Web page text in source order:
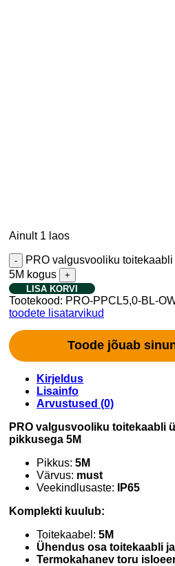
Ainult 1 laos
PRO valgusvooliku
5M kogus
LISA KORVI
Tootekood: PRO-PPCL5,0-BL-
toodete lisatarvikud
Toode jõuab
Kirjeldus
Lisainfo
Arvustused (0)
PRO valgusvooliku toitekaabli
pikkusega 5M
Pikkus: 5M
Värvus: must
Veekindlusaste:
IP65
Komplekti kuulub:
Toitekaabel: 5M
Ühendus osa toitekaabli
Termokahanev toru